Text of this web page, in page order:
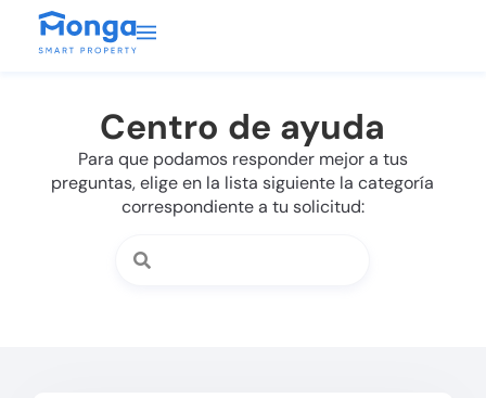
Centro de ayuda
Para que podamos responder mejor a tus
preguntas, elige en la lista siguiente la categoría
correspondiente a tu solicitud: